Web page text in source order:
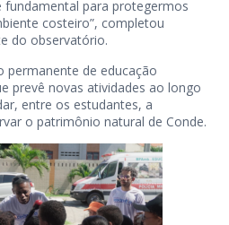
fundamental para protegermos
costeiro”, completou
do observatório.
permanente de educação
prevê novas atividades ao longo
entre os estudantes, a
o patrimônio natural de Conde.